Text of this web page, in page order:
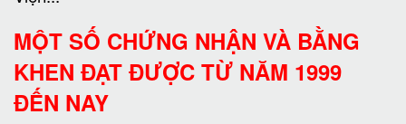
MỘT SỐ CHỨNG NHẬN VÀ BẰNG
KHEN ĐẠT ĐƯỢC TỪ NĂM 1999
ĐẾN NAY